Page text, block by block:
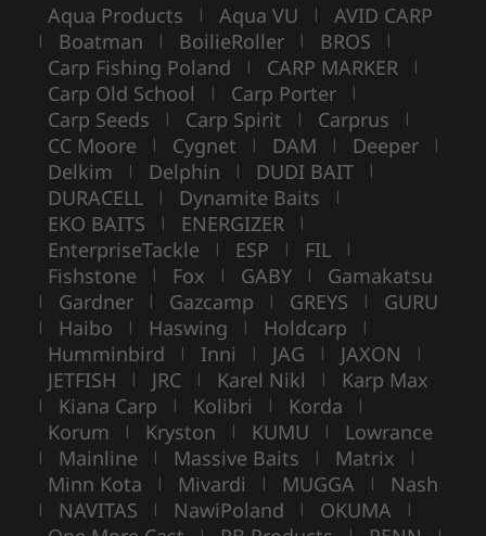
Aqua Products | Aqua VU | AVID CARP
| Boatman | BoilieRoller | BROS |
Carp Fishing Poland | CARP MARKER |
Carp Old School | Carp Porter |
Carp Seeds | Carp Spirit | Carprus |
CC Moore | Cygnet | DAM | Deeper |
Delkim | Delphin | DUDI BAIT |
DURACELL | Dynamite Baits |
EKO BAITS | ENERGIZER |
EnterpriseTackle | ESP | FIL |
Fishstone | Fox | GABY | Gamakatsu
| Gardner | Gazcamp | GREYS | GURU
| Haibo | Haswing | Holdcarp |
Humminbird | Inni | JAG | JAXON |
JETFISH | JRC | Karel Nikl | Karp Max
| Kiana Carp | Kolibri | Korda |
Korum | Kryston | KUMU | Lowrance
| Mainline | Massive Baits | Matrix |
Minn Kota | Mivardi | MUGGA | Nash
| NAVITAS | NawiPoland | OKUMA |